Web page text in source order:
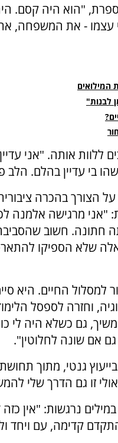
"הוא היה קסם.
- את המשפחה, את
לבנות"
ללוות אותה. "אני
בי עדיין בהלם.
הצורך בהכרה
"אני מרגישה אלמנה
חתונה. חשוב
שלא הספיקו
למסלול החיים. היא
וחזרה לספסל
גם כשלא היה לי
אם שונה לחלוטין".
גנטי, מתוך
אולי זו גם הדרך שלי
נרגשות: "אין
קדימה, עם ויחד